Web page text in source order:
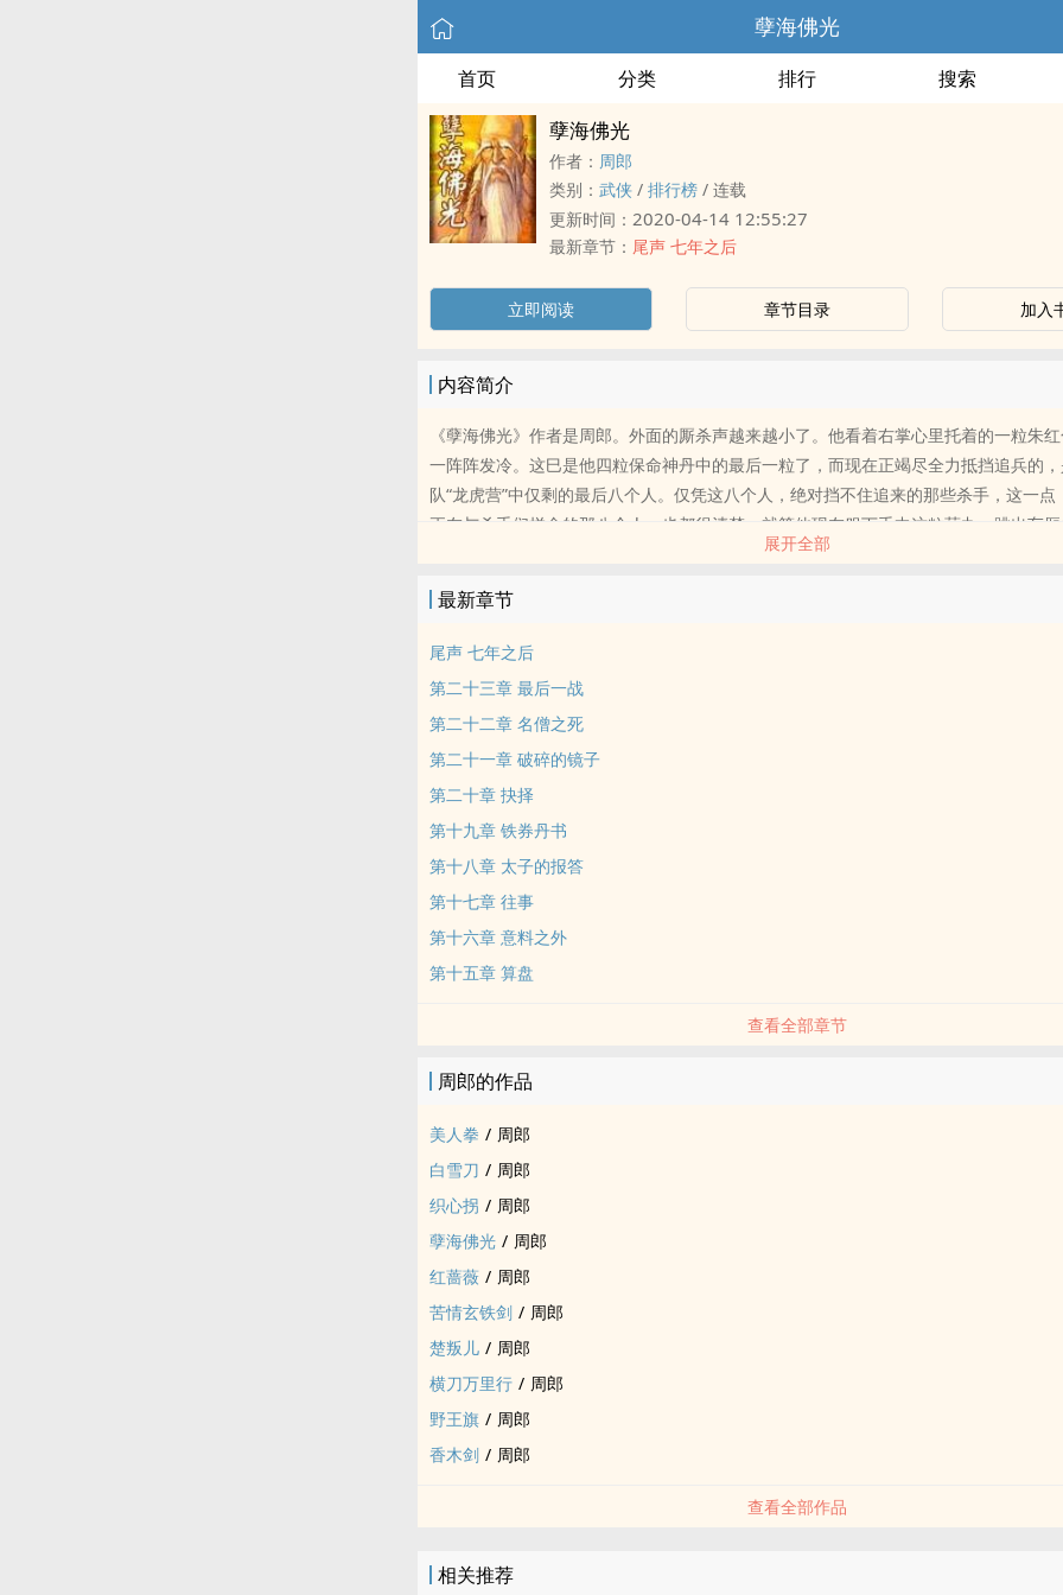
孽海佛光
首页 分类 排行 搜索
孽海佛光
作者： 周郎
类别： 武侠 / 排行榜 / 连载
更新时间： 2020-04-14 12:55:27
最新章节： 尾声 七年之后
立即阅读 章节目录 加入
内容简介
《孽海佛光》作者是周郎。外面的厮杀声越来越小了。他看着右掌心里托着的一粒朱
一阵阵发冷。这巳是他四粒保命神丹中的最后一粒了，而现在正竭尽全力抵挡追兵的
队“龙虎营”中仅剩的最后八个人。仅凭这八个人，绝对挡不住追来的那些杀手，这一点
正在与杀手们拼命的那八个人，也都很清楚。就算他现在服下手中这粒药丸，跳出车
也不可能将杀手们击退，因为它只能使他恢复六成功力，而且其药效也只能持续两个
展开全部
最新章节
尾声 七年之后
第二十三章 最后一战
第二十二章 名僧之死
第二十一章 破碎的镜子
第二十章 抉择
第十九章 铁券丹书
第十八章 太子的报答
第十七章 往事
第十六章 意料之外
第十五章 算盘
查看全部章节
周郎的作品
‍美­‎‌人‍拳 / 周郎
白雪刀 / 周郎
织心拐 / 周郎
孽海佛光 / 周郎
红蔷薇 / 周郎
苦情玄铁剑 / 周郎
楚叛儿 / 周郎
横刀万里行 / 周郎
野王旗 / 周郎
香木剑 / 周郎
查看全部作品
相关推荐